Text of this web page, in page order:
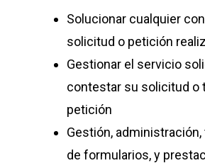
Solucionar cualquier
solicitud o petición
Gestionar el servicio
contestar su solicitud o
petición
Gestión,
de formularios, y